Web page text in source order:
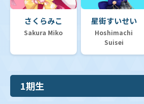
さくらみこ
Sakura Miko
星街すいせい
Hoshimachi
Suisei
1期生